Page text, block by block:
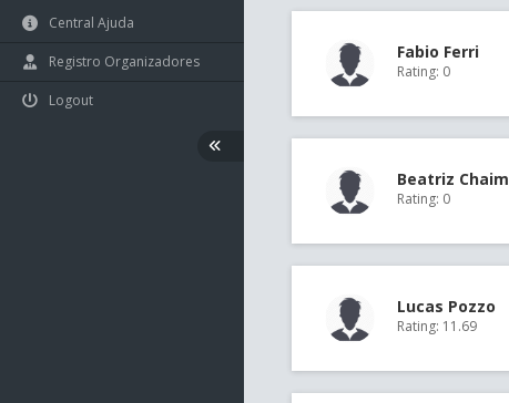
Central Ajuda
Registro Organizadores
Logout
Fabio Ferri
Rating: 0
Beatriz Chaim
Rating: 0
Lucas Pozzo
Rating: 11.69